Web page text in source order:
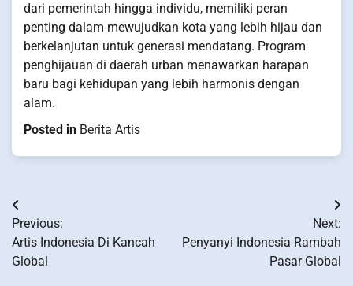
dari pemerintah hingga individu, memiliki peran
penting dalam mewujudkan kota yang lebih hijau dan
berkelanjutan untuk generasi mendatang. Program
penghijauan di daerah urban menawarkan harapan
baru bagi kehidupan yang lebih harmonis dengan
alam.
Posted in Berita Artis
Post
navigation
Previous:
Artis Indonesia Di Kancah
Global
Next:
Penyanyi Indonesia Rambah
Pasar Global